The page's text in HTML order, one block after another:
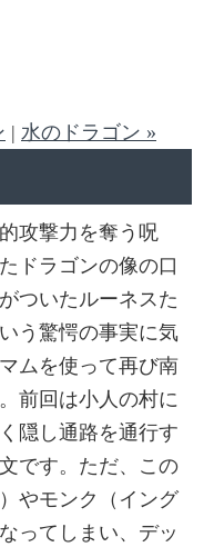
| 水のドラゴン »
攻撃力を奪う呪
ドラゴンの像の口
ついたルーネスた
う驚愕の事実に気
ムを使って再び南
前回は小人の村に
隠し通路を通行す
です。ただ、この
やモンク（イング
ってしまい、デッ